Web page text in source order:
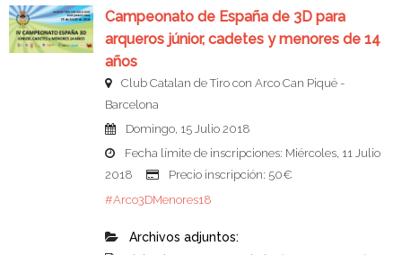
Campeonato de España de 3D para
arqueros júnior, cadetes y menores de 14
años
Club Catalan de Tiro con Arco Can Piqué -
Barcelona
Domingo, 15 Julio 2018
Fecha límite de inscripciones: Miércoles, 11 Julio
2018
Precio inscripción: 50€
#Arco3DMenores18
Archivos adjuntos: